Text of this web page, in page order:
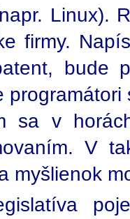
Linux).
firmy.
bude
sa v
V
myšlienok